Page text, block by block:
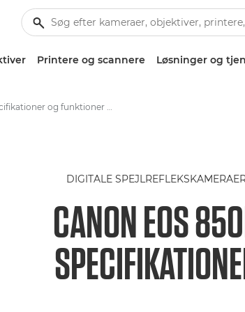
Printere og scannere Løsninger og
Specifikationer og funktioner – EOS 850D
DIGITALE
CANON EOS